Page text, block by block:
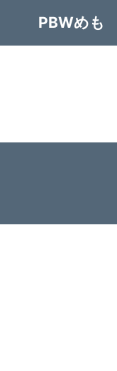
PBWめも